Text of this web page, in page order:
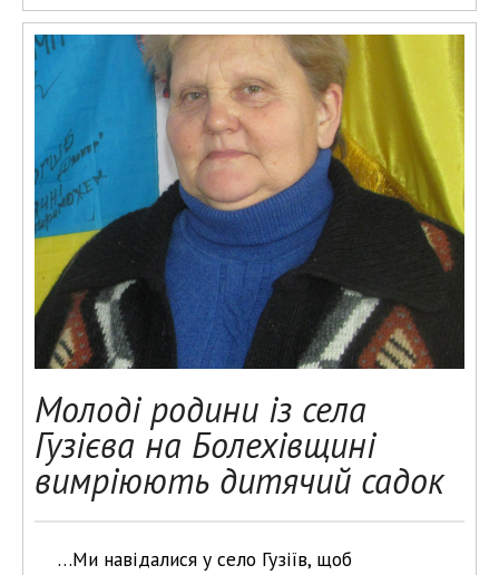
Молоді родини із села
Гузієва на Болехівщині
вимріюють дитячий садок
…Ми навідалися у село Гузіїв, щоб